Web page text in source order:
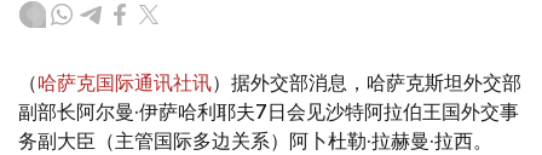
（哈萨克国际通讯社讯）据外交部消息，哈萨克斯坦外交部
副部长阿尔曼·伊萨哈利耶夫7日会见沙特阿拉伯王国外交事
务副大臣（主管国际多边关系）阿卜杜勒·拉赫曼·拉西。